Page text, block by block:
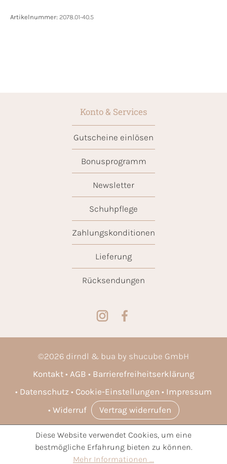
Artikelnummer: 2078.01-40.5
Konto & Services
Gutscheine einlösen
Bonusprogramm
Newsletter
Schuhpflege
Zahlungskonditionen
Lieferung
Rücksendungen
©2026 dirndl & bua by shucube GmbH
Kontakt
AGB
Barrierefreiheitserklärung
Datenschutz
Cookie-Einstellungen
Impressum
Widerruf
Vertrag widerrufen
* Alle Preise inkl. gesetzl. Mehrwertsteuer zzgl.Versandkosten
und ggf. Nachnahmegebühren, wenn nicht anders angegeben.
Diese Website verwendet Cookies, um eine
bestmögliche Erfahrung bieten zu können.
Mehr Informationen ...